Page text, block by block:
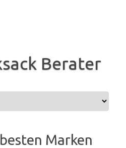
Berater
Marken